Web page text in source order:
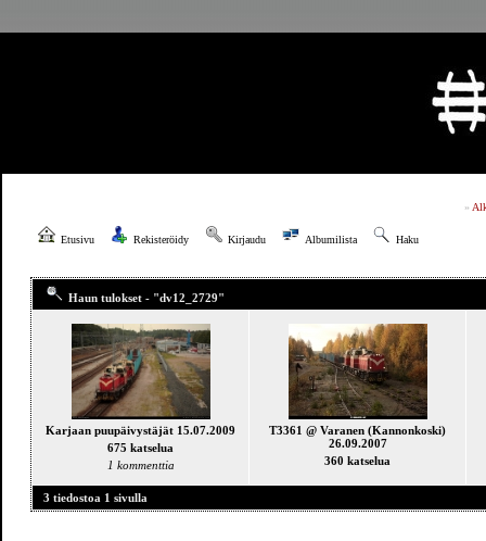
»
Etusivu Rekisteröidy Kirjaudu Albumilista Haku
Haun tulokset - "dv12_2729"
Karjaan puupäivystäjät 15.07.2009
675 katselua
1 kommenttia
T3361 @ Varanen (Kannonkoski)
26.09.2007
360 katselua
3 tiedostoa 1 sivulla